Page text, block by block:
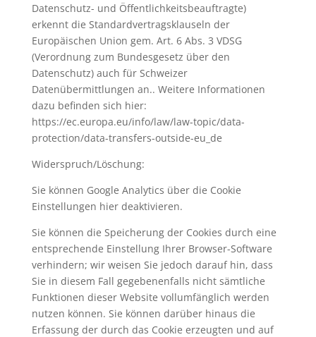
Datenschutz- und Öffentlichkeitsbeauftragte)
erkennt die Standardvertragsklauseln der
Europäischen Union gem. Art. 6 Abs. 3 VDSG
(Verordnung zum Bundesgesetz über den
Datenschutz) auch für Schweizer
Datenübermittlungen an.. Weitere Informationen
dazu befinden sich hier:
https://ec.europa.eu/info/law/law-topic/data-
protection/data-transfers-outside-eu_de
Widerspruch/Löschung:
Sie können Google Analytics über die Cookie
Einstellungen hier deaktivieren.
Sie können die Speicherung der Cookies durch eine
entsprechende Einstellung Ihrer Browser-Software
verhindern; wir weisen Sie jedoch darauf hin, dass
Sie in diesem Fall gegebenenfalls nicht sämtliche
Funktionen dieser Website vollumfänglich werden
nutzen können. Sie können darüber hinaus die
Erfassung der durch das Cookie erzeugten und auf